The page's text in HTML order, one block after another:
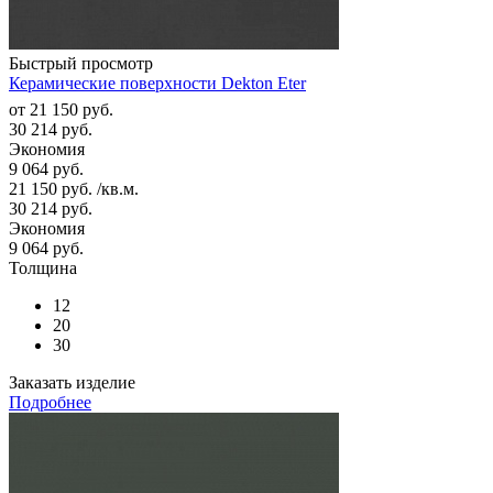
Быстрый просмотр
Керамические поверхности Dekton Eter
от 21 150 руб.
30 214 руб.
Экономия
9 064 руб.
21 150 руб. /кв.м.
30 214 руб.
Экономия
9 064 руб.
Толщина
12
20
30
Заказать изделие
Подробнее